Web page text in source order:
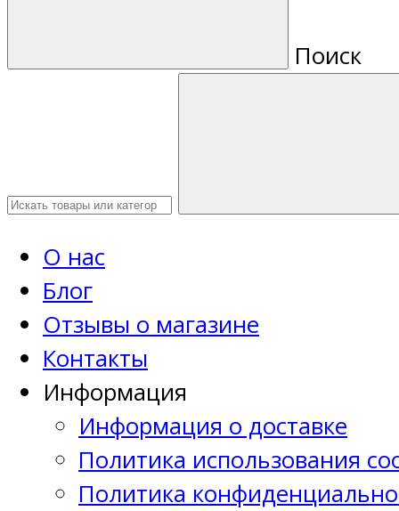
Поиск
О нас
Блог
Отзывы о магазине
Контакты
Информация
Информация о доставке
Политика использования
Политика